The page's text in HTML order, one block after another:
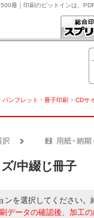
冊｜印刷のピットインは、
パンフレット・冊子印刷 > CDサ
/中綴じ冊子
ンを選択してください。
データの確認後、加工